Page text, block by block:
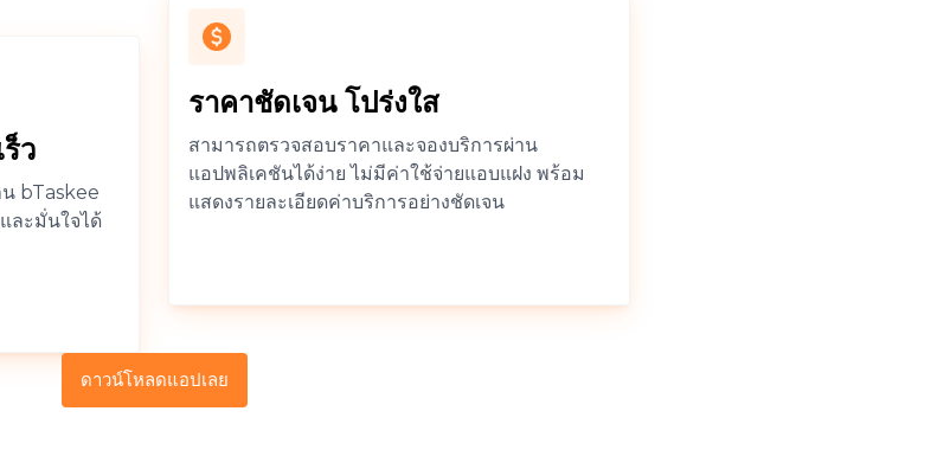
ว
bTaskee
ละมั่นใจได้
ราคาชัดเจน โปร่งใส
สามารถตรวจสอบราคาและจองบริการผ่าน
แอปพลิเคชันได้ง่าย ไม่มีค่าใช้จ่ายแอบแฝง พร้อม
แสดงรายละเอียดค่าบริการอย่างชัดเจน
ดาวน์โหลดแอปเลย